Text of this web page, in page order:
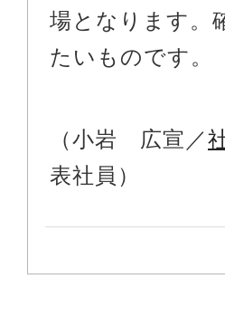
場となります。
たいものです。
（小岩 広宣／
表社員）